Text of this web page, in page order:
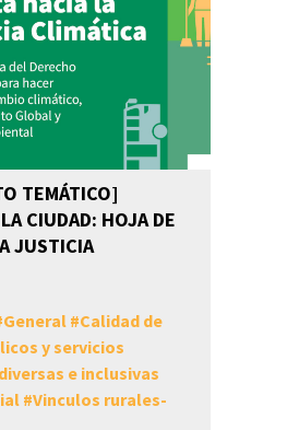
TEMÁTICO]
CIUDAD: HOJA DE
JUSTICIA
General#Calidad de
y servicios
e inclusivas
#Vinculos rurales-